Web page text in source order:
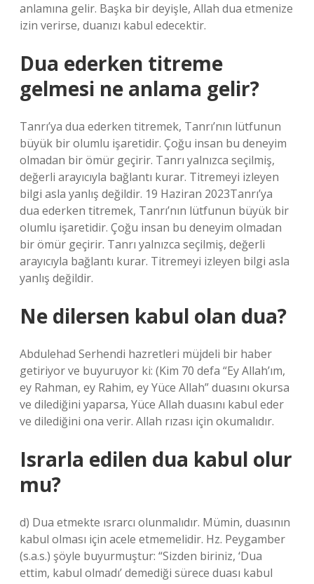
anlamına gelir. Başka bir deyişle, Allah dua etmenize
izin verirse, duanızı kabul edecektir.
Dua ederken titreme
gelmesi ne anlama gelir?
Tanrı’ya dua ederken titremek, Tanrı’nın lütfunun
büyük bir olumlu işaretidir. Çoğu insan bu deneyim
olmadan bir ömür geçirir. Tanrı yalnızca seçilmiş,
değerli arayıcıyla bağlantı kurar. Titremeyi izleyen
bilgi asla yanlış değildir. 19 Haziran 2023Tanrı’ya
dua ederken titremek, Tanrı’nın lütfunun büyük bir
olumlu işaretidir. Çoğu insan bu deneyim olmadan
bir ömür geçirir. Tanrı yalnızca seçilmiş, değerli
arayıcıyla bağlantı kurar. Titremeyi izleyen bilgi asla
yanlış değildir.
Ne dilersen kabul olan dua?
Abdulehad Serhendi hazretleri müjdeli bir haber
getiriyor ve buyuruyor ki: (Kim 70 defa “Ey Allah’ım,
ey Rahman, ey Rahim, ey Yüce Allah” duasını okursa
ve dilediğini yaparsa, Yüce Allah duasını kabul eder
ve dilediğini ona verir. Allah rızası için okumalıdır.
Israrla edilen dua kabul olur
mu?
d) Dua etmekte ısrarcı olunmalıdır. Mümin, duasının
kabul olması için acele etmemelidir. Hz. Peygamber
(s.a.s.) şöyle buyurmuştur: “Sizden biriniz, ‘Dua
ettim, kabul olmadı’ demediği sürece duası kabul